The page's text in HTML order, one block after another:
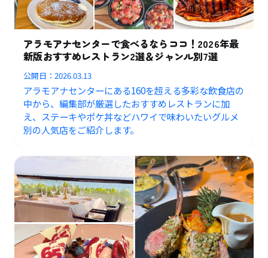
アラモアナセンターで食べるならココ！2026年最
新版おすすめレストラン2選＆ジャンル別7選
公開日：2026.03.13
アラモアナセンターにある160を超える多彩な飲食店の
中から、編集部が厳選したおすすめレストランに加
え、ステーキやポケ丼などハワイで味わいたいグルメ
別の人気店をご紹介します。